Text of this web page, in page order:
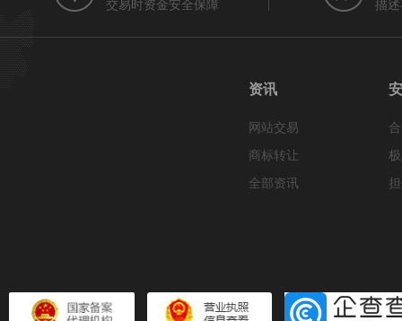
交易时资金安全保障 描
资讯
网站交易
商标转让
全部资讯